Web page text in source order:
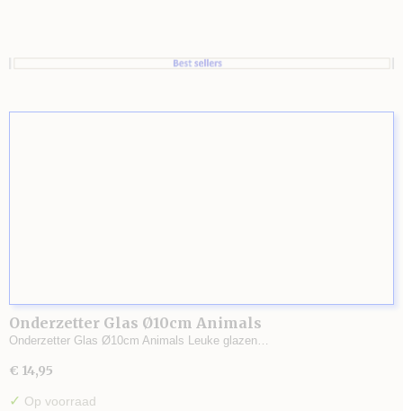
Onderzetter Glas Ø10cm Animals
Onderzetter Glas Ø10cm Animals Leuke glazen…
€ 14,95
✓ Op voorraad